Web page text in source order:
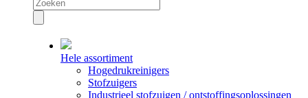
Hele assortiment
Hogedrukreinigers
Stofzuigers
Industrieel stofzuigen / ontstoffingsoplossingen